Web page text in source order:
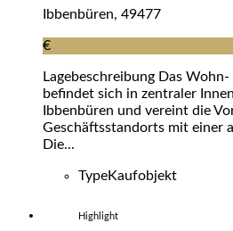
Ibbenbüren, 49477
€
Lagebeschreibung Das
befindet sich in zentraler
Ibbenbüren und vereint die
Geschäftsstandorts mit einer
Die...
TypeKaufobjekt
Highlight